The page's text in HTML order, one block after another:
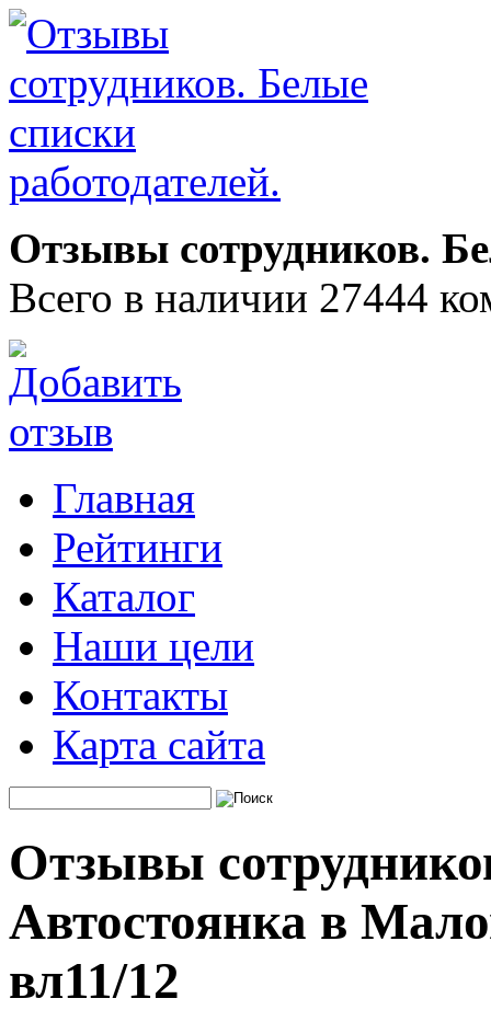
Отзывы сотрудников.
Всего в наличии 27444
Главная
Рейтинги
Каталог
Наши цели
Контакты
Карта сайта
Отзывы
Автостоянка в
вл11/12